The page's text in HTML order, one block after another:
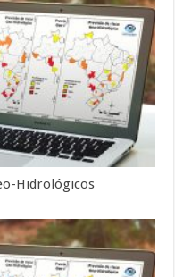
Hidrológicos